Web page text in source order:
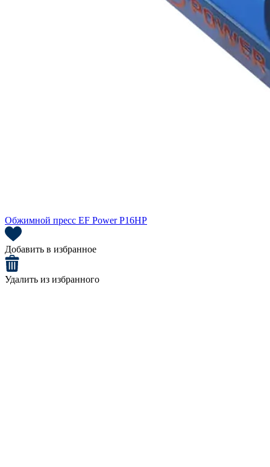
Обжимной пресс EF Power P16HP
Добавить в избранное
Удалить из избранного